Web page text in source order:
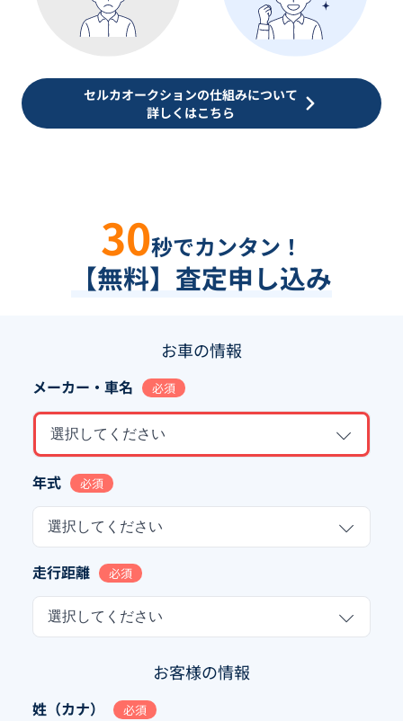
セルカオークションの仕組みについて
詳しくはこちら
30秒でカンタン！
【無料】査定申し込み
お車の情報
メーカー・車名 必須
選択してください
年式 必須
選択してください
走行距離 必須
選択してください
お客様の情報
姓（カナ） 必須